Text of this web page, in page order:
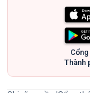
Thành